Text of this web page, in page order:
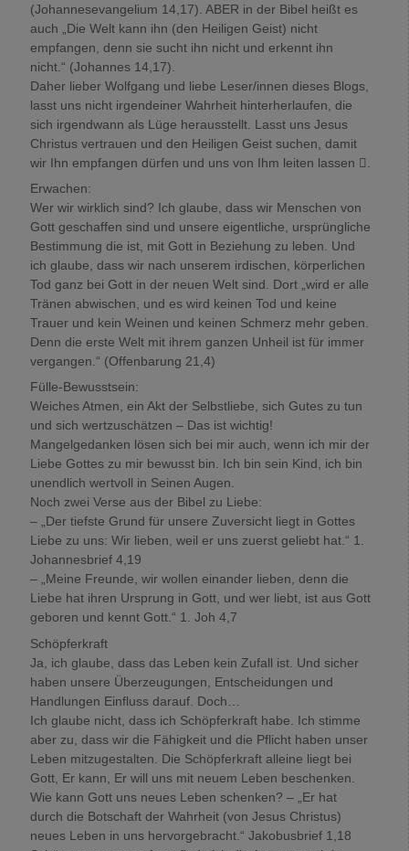
(Johannesevangelium 14,17). ABER in der Bibel heißt es
auch „Die Welt kann ihn (den Heiligen Geist) nicht
empfangen, denn sie sucht ihn nicht und erkennt ihn
nicht.“ (Johannes 14,17).
Daher lieber Wolfgang und liebe Leser/innen dieses Blogs,
lasst uns nicht irgendeiner Wahrheit hinterherlaufen, die
sich irgendwann als Lüge herausstellt. Lasst uns Jesus
Christus vertrauen und den Heiligen Geist suchen, damit
wir Ihn empfangen dürfen und uns von Ihm leiten lassen .
Erwachen:
Wer wir wirklich sind? Ich glaube, dass wir Menschen von
Gott geschaffen sind und unsere eigentliche, ursprüngliche
Bestimmung die ist, mit Gott in Beziehung zu leben. Und
ich glaube, dass wir nach unserem irdischen, körperlichen
Tod ganz bei Gott in der neuen Welt sind. Dort „wird er alle
Tränen abwischen, und es wird keinen Tod und keine
Trauer und kein Weinen und keinen Schmerz mehr geben.
Denn die erste Welt mit ihrem ganzen Unheil ist für immer
vergangen.“ (Offenbarung 21,4)
Fülle-Bewusstsein:
Weiches Atmen, ein Akt der Selbstliebe, sich Gutes zu tun
und sich wertzuschätzen – Das ist wichtig!
Mangelgedanken lösen sich bei mir auch, wenn ich mir der
Liebe Gottes zu mir bewusst bin. Ich bin sein Kind, ich bin
unendlich wertvoll in Seinen Augen.
Noch zwei Verse aus der Bibel zu Liebe:
– „Der tiefste Grund für unsere Zuversicht liegt in Gottes
Liebe zu uns: Wir lieben, weil er uns zuerst geliebt hat.“ 1.
Johannesbrief 4,19
– „Meine Freunde, wir wollen einander lieben, denn die
Liebe hat ihren Ursprung in Gott, und wer liebt, ist aus Gott
geboren und kennt Gott.“ 1. Joh 4,7
Schöpferkraft
Ja, ich glaube, dass das Leben kein Zufall ist. Und sicher
haben unsere Überzeugungen, Entscheidungen und
Handlungen Einfluss darauf. Doch…
Ich glaube nicht, dass ich Schöpferkraft habe. Ich stimme
aber zu, dass wir die Fähigkeit und die Pflicht haben unser
Leben mitzugestalten. Die Schöpferkraft alleine liegt bei
Gott, Er kann, Er will uns mit neuem Leben beschenken.
Wie kann Gott uns neues Leben schenken? – „Er hat
durch die Botschaft der Wahrheit (von Jesus Christus)
neues Leben in uns hervorgebracht.“ Jakobusbrief 1,18